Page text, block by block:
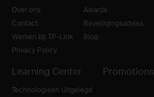
Over ons
Contact
Werken bij TP-Link
Privacy Policy
Awards
Beveiligingsadvies
Blog
Learning Center
Technologieën Uitgelegd
Promotions